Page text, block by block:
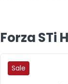
Forza STi
Sale